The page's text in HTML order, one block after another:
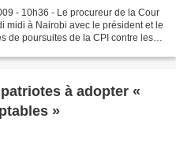
- 10h36 - Le procureur de la Cour
midi à Nairobi avec le président et le
de poursuites de la CPI contre les
à adopter «
»